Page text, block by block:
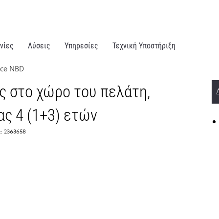
Λύσεις Υπηρεσίες Τεχνική Υποστήριξη
NBD
στο χώρο του πελάτη,
4 (1+3) ετών
2363658